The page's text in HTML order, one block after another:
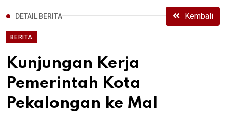
DETAIL BERITA Kembali
BERITA
Kunjungan Kerja
Pemerintah Kota
Pekalongan ke Mal